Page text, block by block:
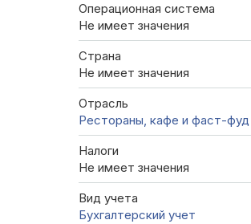
Операционная система
Не имеет значения
Страна
Не имеет значения
Отрасль
Рестораны, кафе и фаст-фуд
Налоги
Не имеет значения
Вид учета
Бухгалтерский учет